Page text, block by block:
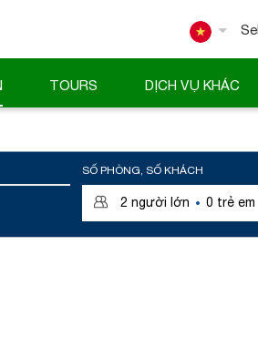
TOURS DỊCH VỤ KHÁC
SỐ PHÒNG, SỐ KHÁCH
2 người lớn · 0 trẻ em